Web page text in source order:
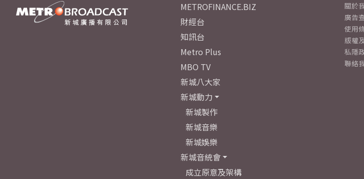
METROFINANCE.BIZ
財經台
知訊台
Metro Plus
MBO TV
新城八大家
新城動力
新城製作
新城音樂
新城娛樂
新城音統會
成立原意及架構
關於
廣告
使用
版權
私隱
聯絡